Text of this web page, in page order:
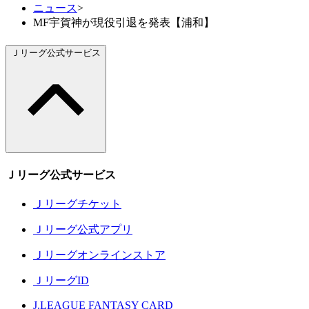
ニュース>
MF宇賀神が現役引退を発表【浦和】
Ｊリーグ公式サービス
Ｊリーグ公式サービス
Ｊリーグチケット
Ｊリーグ公式アプリ
Ｊリーグオンラインストア
ＪリーグID
J.LEAGUE FANTASY CARD